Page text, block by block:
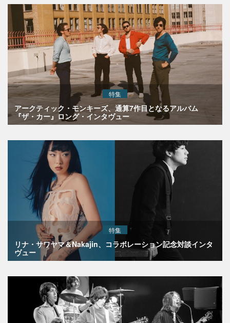
特集
アークティック・モンキーズ、通算7作目となるアルバム
『ザ・カー』ロング・インタヴュー
特集
リナ・サワヤマ＆Nakajin、コラボレーション記念対談インタ
ヴュー